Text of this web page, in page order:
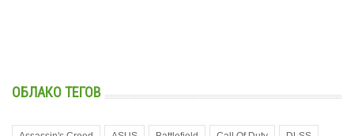
ОБЛАКО ТЕГОВ